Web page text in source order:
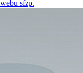
webu sfzp.